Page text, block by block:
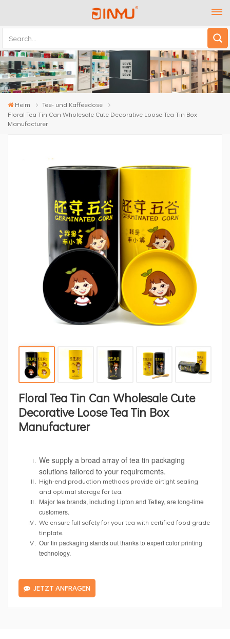
Heim
Tee- und Kaffeedose
Floral Tea Tin Can Wholesale Cute Decorative Loose Tea Tin Box
Manufacturer
Floral Tea Tin Can Wholesale Cute
Decorative Loose Tea Tin Box
Manufacturer
We supply a broad array of tea tin packaging
solutions tailored to your requirements.
High-end production methods provide airtight sealing
and optimal storage for tea.
Major tea brands, including Lipton and Tetley, are long-time
customers.
We ensure full safety for your tea with certified food-grade
tinplate.
Our tin packaging stands out thanks to expert color printing
technology.
JETZT ANFRAGEN